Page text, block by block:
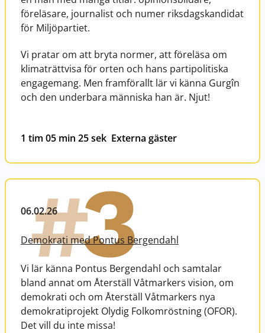
föreläsare, journalist och numer riksdagskandidat
för Miljöpartiet.
Vi pratar om att bryta normer, att föreläsa om
klimaträttvisa för orten och hans partipolitiska
engagemang. Men framförallt lär vi känna Gurgîn
och den underbara människa han är. Njut!
1 tim 05 min 25 sek Externa gäster
06.02.26
Demokrati med Pontus Bergendahl
Vi lär känna Pontus Bergendahl och samtalar
bland annat om Återställ Våtmarkers vision, om
demokrati och om Återställ Våtmarkers nya
demokratiprojekt Olydig Folkomröstning (OFOR).
Det vill du inte missa!
#3